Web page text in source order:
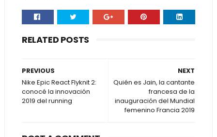
RELATED POSTS
NEXT
Quién es Jain, la cantante
francesa de la
inauguración del Mundial
femenino Francia 2019
PREVIOUS
Nike Epic React Flyknit 2:
conocé la innovación
2019 del running